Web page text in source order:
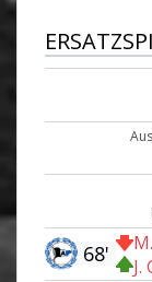
J.
68'